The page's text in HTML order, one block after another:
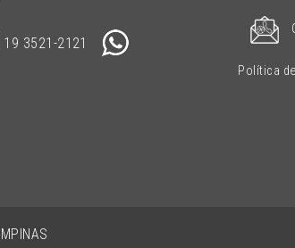
19 3521-2121
Política